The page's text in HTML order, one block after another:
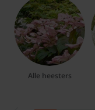
Alle heesters